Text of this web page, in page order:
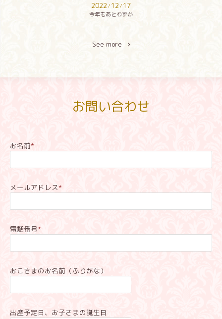
2022 / 12 / 17
今年もあとわずか
See more
お問い合わせ
お名前*
メールアドレス*
電話番号*
おこさまのお名前（ふりがな）
出産予定日、お子さまの誕生日